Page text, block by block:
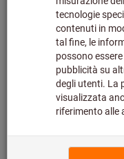
⌀ Disco × Spessore (mm):
115X16